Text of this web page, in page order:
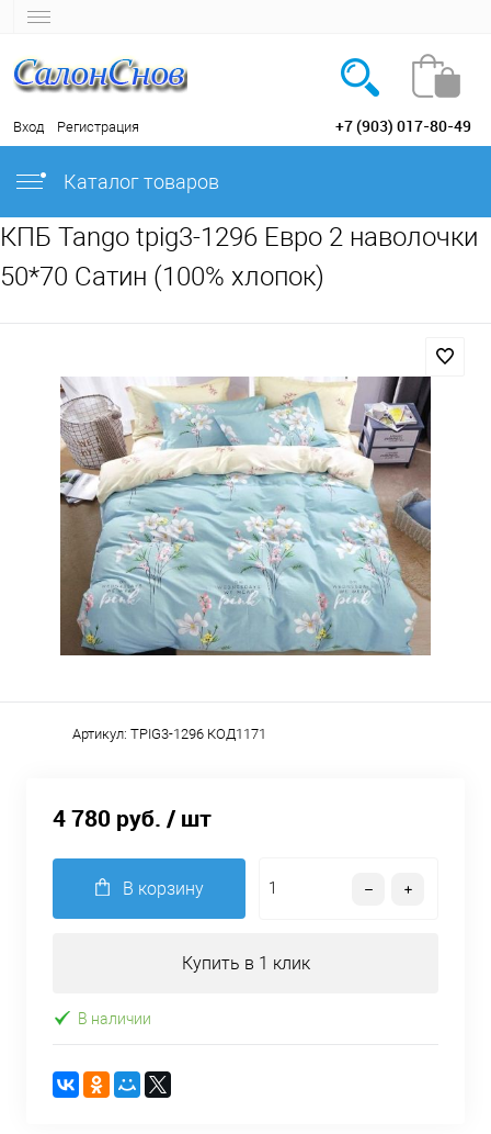
Вход Регистрация +7 (903) 017-80-49
Каталог товаров
КПБ Tango tpig3-1296 Евро 2 наволочки
50*70 Сатин (100% хлопок)
Артикул: TPIG3-1296 КОД1171
4 780 руб. / шт
В корзину
Купить в 1 клик
В наличии